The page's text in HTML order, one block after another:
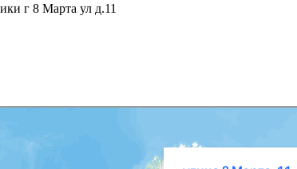
г 8 Марта ул д.11